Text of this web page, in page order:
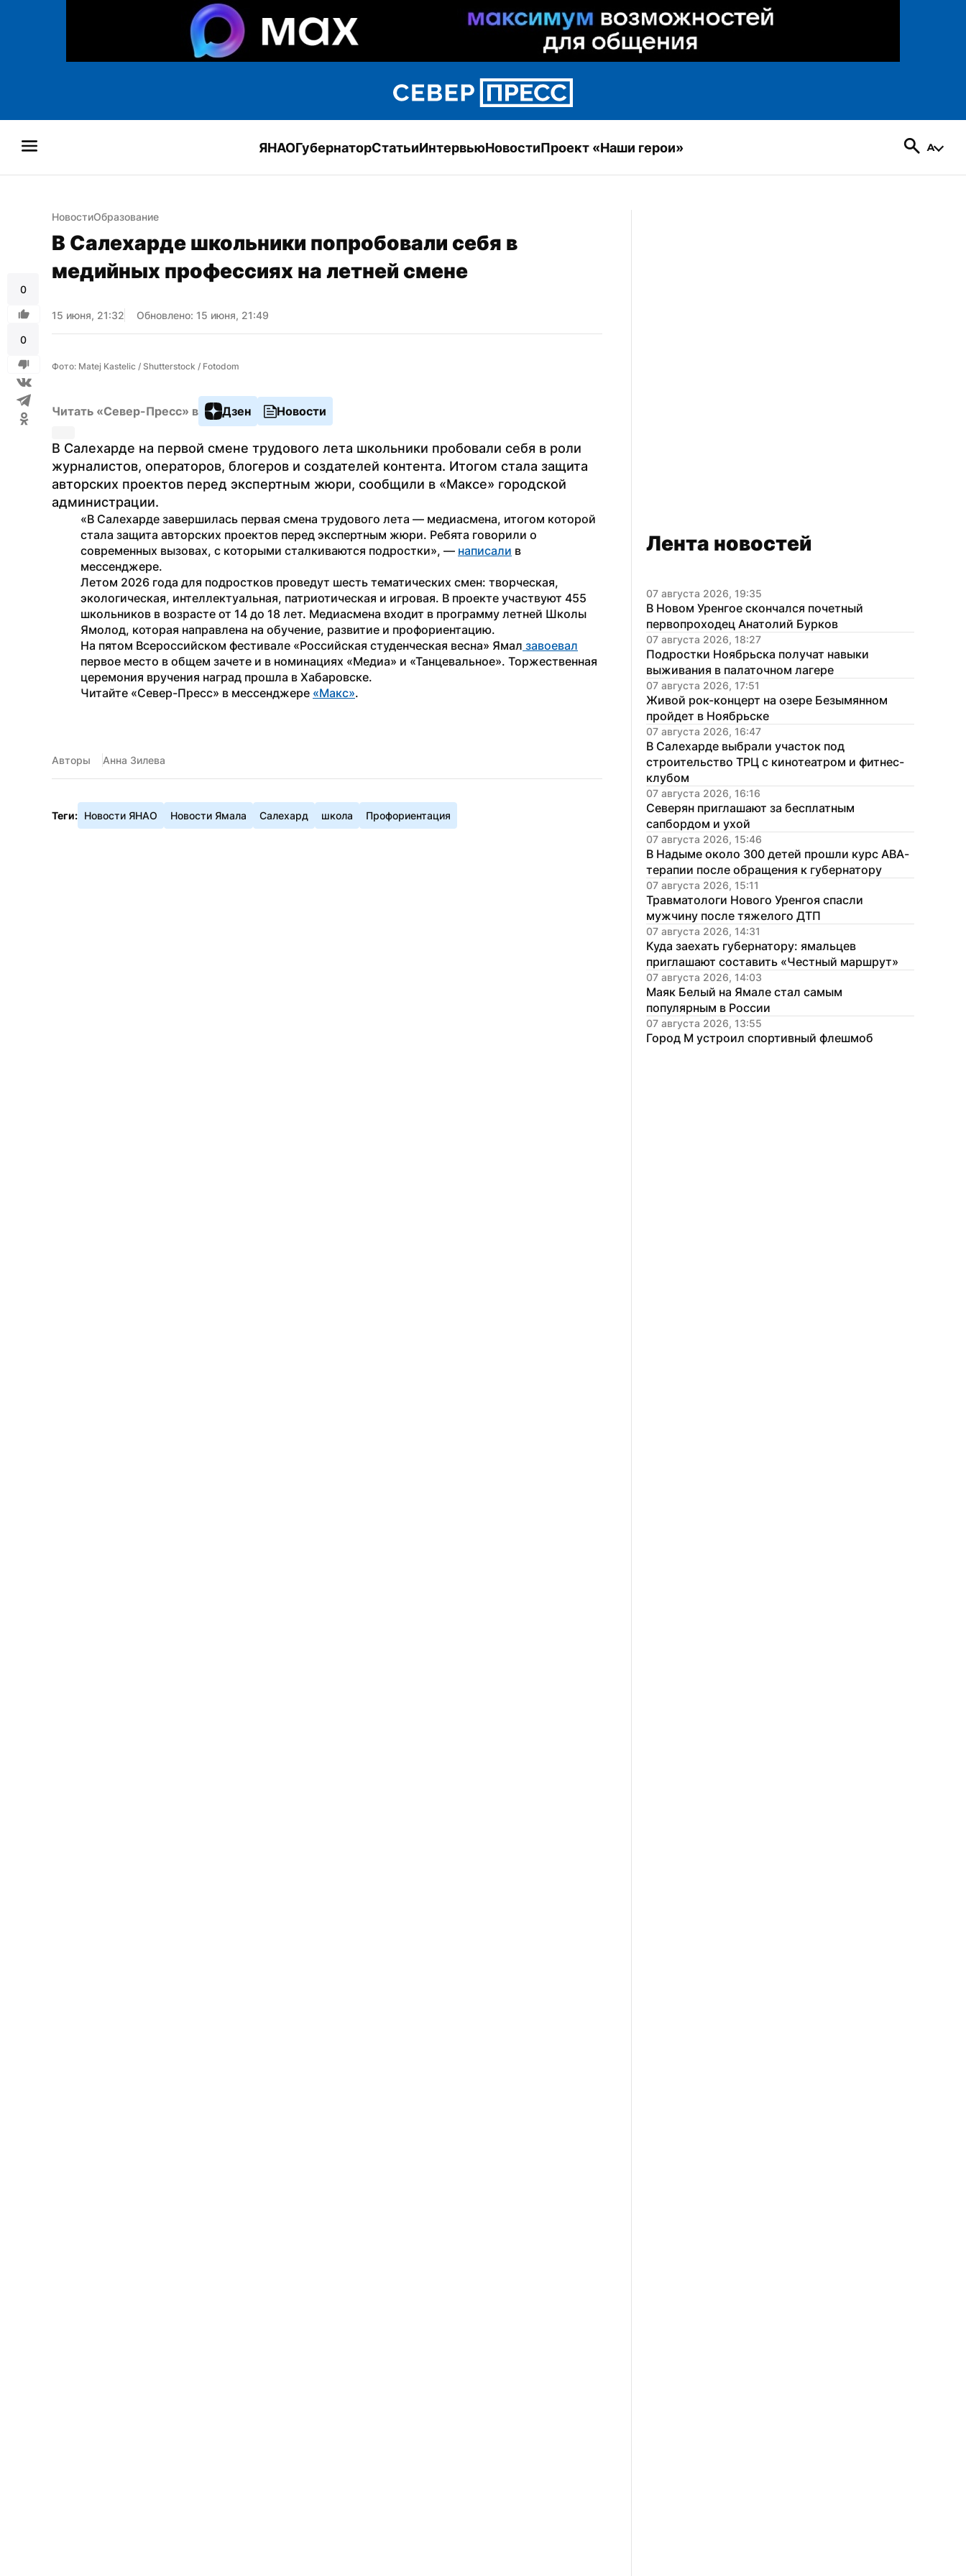
ЯНАОГубернаторСтатьиИнтервьюНовостиПроект «Наши герои»
0
0
НовостиОбразование
В Салехарде школьники попробовали себя в
медийных профессиях на летней смене
15 июня, 21:32 Обновлено: 15 июня, 21:49
Фото: Matej Kastelic / Shutterstock / Fotodom
Читать «Север-Пресс» в Дзен Новости
В Салехарде на первой смене трудового лета школьники пробовали себя в роли
журналистов, операторов, блогеров и создателей контента. Итогом стала защита
авторских проектов перед экспертным жюри, сообщили в «Максе» городской
администрации.
«В Салехарде завершилась первая смена трудового лета — медиасмена, итогом которой
стала защита авторских проектов перед экспертным жюри. Ребята говорили о
современных вызовах, с которыми сталкиваются подростки», — написали в
мессенджере.
Летом 2026 года для подростков проведут шесть тематических смен: творческая,
экологическая, интеллектуальная, патриотическая и игровая. В проекте участвуют 455
школьников в возрасте от 14 до 18 лет. Медиасмена входит в программу летней Школы
Ямолод, которая направлена на обучение, развитие и профориентацию.
На пятом Всероссийском фестивале «Российская студенческая весна» Ямал завоевал
первое место в общем зачете и в номинациях «Медиа» и «Танцевальное». Торжественная
церемония вручения наград прошла в Хабаровске.
Читайте «Север-Пресс» в мессенджере «Макс».
Авторы Анна Зилева
Теги: Новости ЯНАО Новости Ямала Салехард школа Профориентация
Лента новостей
07 августа 2026, 19:35
В Новом Уренгое скончался почетный
первопроходец Анатолий Бурков
07 августа 2026, 18:27
Подростки Ноябрьска получат навыки
выживания в палаточном лагере
07 августа 2026, 17:51
Живой рок-концерт на озере Безымянном
пройдет в Ноябрьске
07 августа 2026, 16:47
В Салехарде выбрали участок под
строительство ТРЦ с кинотеатром и фитнес-
клубом
07 августа 2026, 16:16
Северян приглашают за бесплатным
сапбордом и ухой
07 августа 2026, 15:46
В Надыме около 300 детей прошли курс АВА-
терапии после обращения к губернатору
07 августа 2026, 15:11
Травматологи Нового Уренгоя спасли
мужчину после тяжелого ДТП
07 августа 2026, 14:31
Куда заехать губернатору: ямальцев
приглашают составить «Честный маршрут»
07 августа 2026, 14:03
Маяк Белый на Ямале стал самым
популярным в России
07 августа 2026, 13:55
Город М устроил спортивный флешмоб